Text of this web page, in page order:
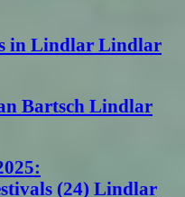
in Lindlar Lindlar
Bartsch Lindlar
(24) Lindlar